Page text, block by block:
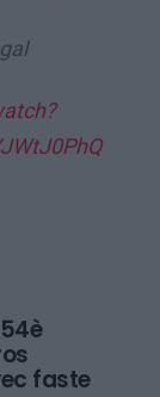
54è
faste